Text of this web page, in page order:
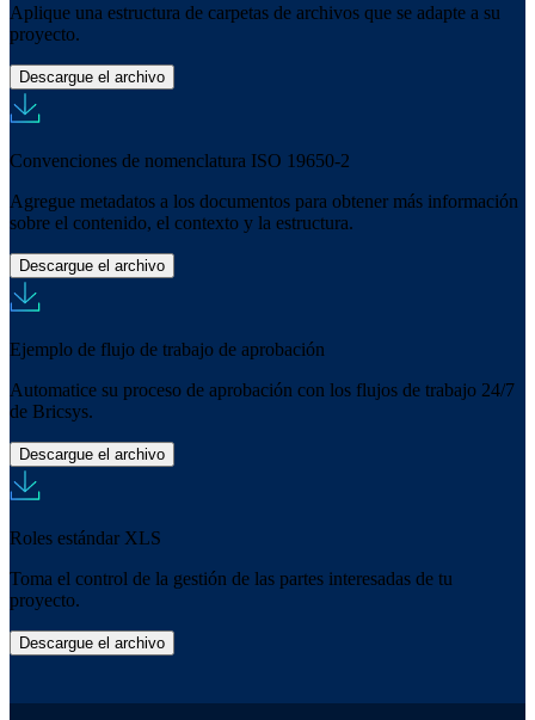
Aplique una estructura de carpetas de archivos que se adapte a su
proyecto.
Descargue el archivo
Convenciones de nomenclatura ISO 19650-2
Agregue metadatos a los documentos para obtener más información
sobre el contenido, el contexto y la estructura.
Descargue el archivo
Ejemplo de flujo de trabajo de aprobación
Automatice su proceso de aprobación con los flujos de trabajo 24/7
de Bricsys.
Descargue el archivo
Roles estándar XLS
Toma el control de la gestión de las partes interesadas de tu
proyecto.
Descargue el archivo